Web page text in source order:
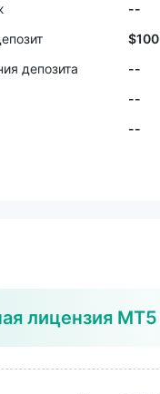
--
$100
депозита
--
--
--
лицензия MT5